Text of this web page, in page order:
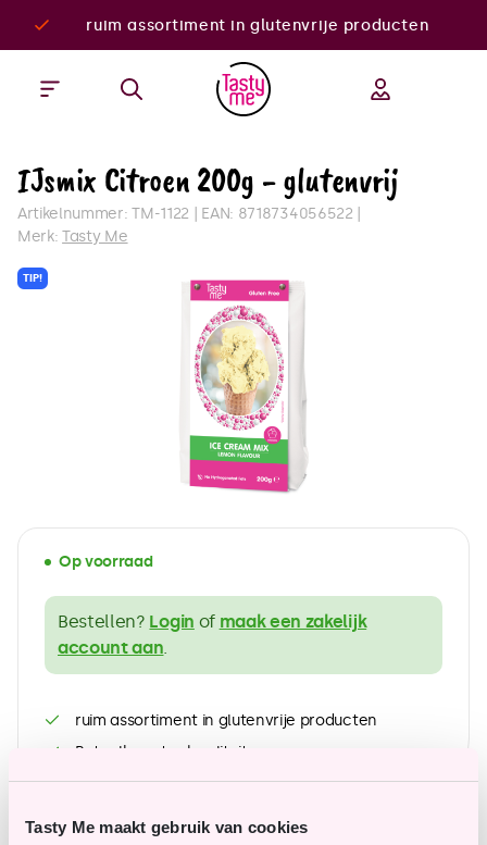
Tasty Me maakt gebruik van cookies
ruim assortiment in glutenvrije producten
IJsmix Citroen 200g - glutenvrij
Artikelnummer:TM-1122 EAN: 8718734056522
Merk:Tasty Me
TIP!
Op voorraad
Bestellen? Login of maak een zakelijk
account aan
ruim assortiment in glutenvrije producten
Betaalbare topkwaliteit